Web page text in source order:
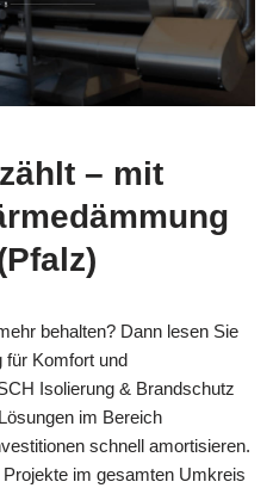
– mit
behalten? Dann lesen Sie
für Komfort und
Isolierung & Brandschutz
im Bereich
schnell amortisieren.
im gesamten Umkreis